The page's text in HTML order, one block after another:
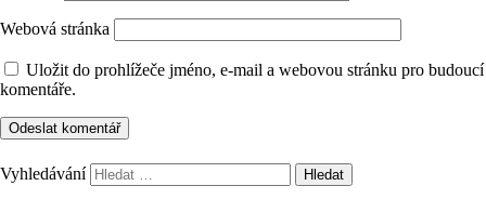
Webová stránka
Uložit do prohlížeče jméno, e-mail a webovou stránku pro budoucí
komentáře.
Vyhledávání